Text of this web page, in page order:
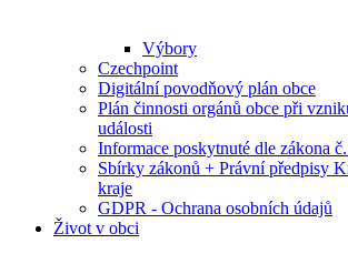
Výbory
Czechpoint
Digitální povodňový plán obce
Plán činnosti orgánů obce při
události
Informace poskytnuté dle zákona č.
Sbírky zákonů + Právní předpisy
kraje
GDPR - Ochrana osobních údajů
Život v obci